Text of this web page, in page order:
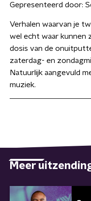
Gepresenteerd door:
Verhalen waarvan je
wel echt waar kunnen
dosis van de
zaterdag- en
Natuurlijk aangevuld
muziek.
Meer